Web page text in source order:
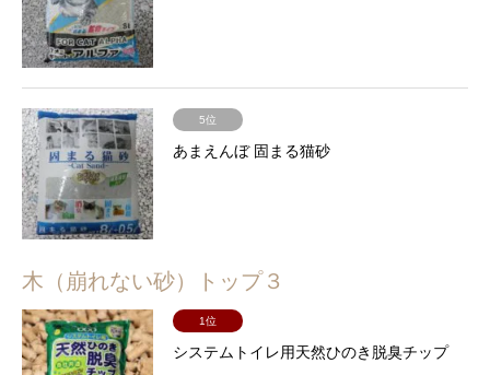
5位
あまえんぼ 固まる猫砂
木（崩れない砂）トップ３
1位
システムトイレ用天然ひのき脱臭チップ